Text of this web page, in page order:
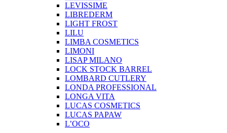
LEVISSIME
LIBREDERM
LIGHT FROST
LILU
LIMBA COSMETICS
LIMONI
LISAP MILANO
LOCK STOCK BARREL
LOMBARD CUTLERY
LONDA PROFESSIONAL
LONGA VITA
LUCAS COSMETICS
LUCAS PAPAW
L’OCO